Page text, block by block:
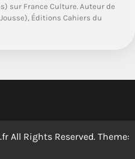
sur France Culture. Auteur de
Éditions Cahiers du
All Rights Reserved. Theme: